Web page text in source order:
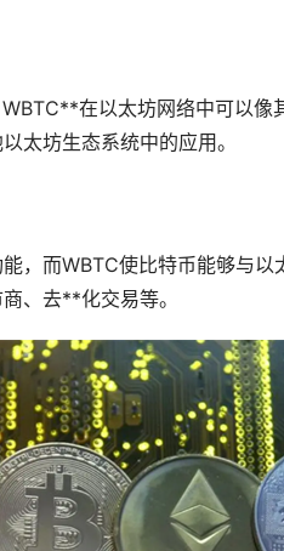
在以太坊网络中可以
太坊生态系统中的应用。
，而WBTC使比特币能够与
、去**化交易等。